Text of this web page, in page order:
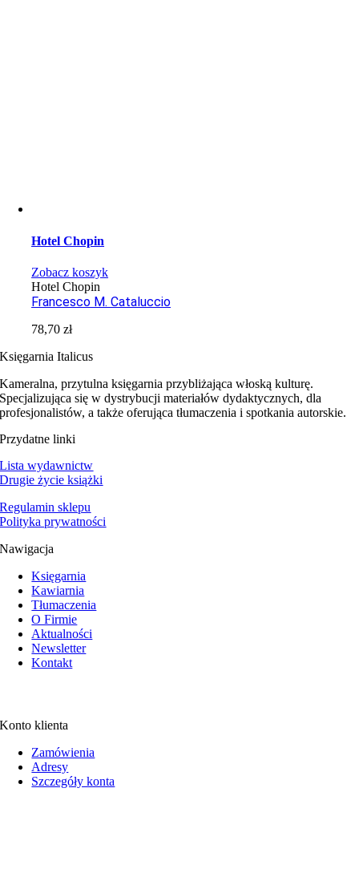
Hotel Chopin
Zobacz koszyk
Hotel Chopin
Francesco M. Cataluccio
78,70zł
Księgarnia Italicus
Kameralna, przytulna księgarnia przybliżająca włoską kulturę.
Specjalizująca się w dystrybucji materiałów dydaktycznych, dla
profesjonalistów, a także oferująca tłumaczenia i spotkania autorskie.
Przydatne linki
Lista wydawnictw
Drugie życie książki
Regulamin sklepu
Polityka prywatności
Nawigacja
Księgarnia
Kawiarnia
Tłumaczenia
O Firmie
Aktualności
Newsletter
Kontakt
Konto klienta
Zamówienia
Adresy
Szczegóły konta